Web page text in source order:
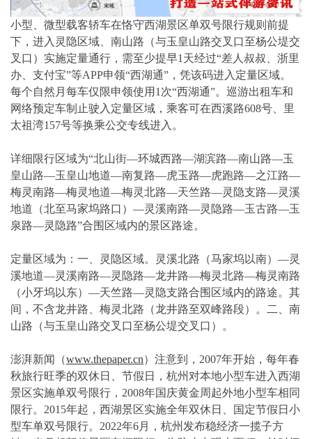
小型、微型载客轿车在恪守西湖景区单双号限行规则前提
下，进入灵隐区域、南山路（与玉皇山路交叉口至杨公堤交
叉口）实施定量通行，需至少提早1天经过“差人叔叔、浙里
办、支付宝”等APP申领“西湖通”，凭该码进入定量区域。
每个自然月每车仅限申领使用1次“西湖通”。巡游出租车和
网络预定车制止驶入定量区域，乘客可在西溪路608号、里
太祖湾157号等换乘公交专线进入。
详细限行区域为“北山街—环城西路—湖滨路—南山路—玉
皇山路—玉皇山地道—南复路—虎玉路—虎跑路—之江路—
梅灵南路—梅灵地道—梅灵北路—天竺路—灵隐支路—灵溪
地道（北至马家坞路口）—灵溪南路—灵隐路—玉古路—玉
泉路—灵隐路”合围区域内的景区路途。
定量区域为：一、灵隐区域。灵溪北路（马家坞以南）—灵
溪地道—灵溪南路—灵隐路—龙井路—梅灵北路—梅灵南路
（小牙坞以东）—天竺路—灵隐支路合围区域内的路途。其
间，不含龙井路、梅灵北路（龙井路至双峰路段）。二、南
山路（与玉皇山路交叉口至杨公堤交叉口）。
澎湃新闻（www.thepaper.cn）注意到，2007年开始，每年春
秋旅行旺季的双休日、节假日，杭州对本地小型车进入西湖
景区实施单双号限行，2008年国庆黄金周起外地小型车相同
限行。2015年起，西湖景区实施全年双休日、国定节假日小
型车单双号限行。2022年6月，杭州发布稳经济一揽子方